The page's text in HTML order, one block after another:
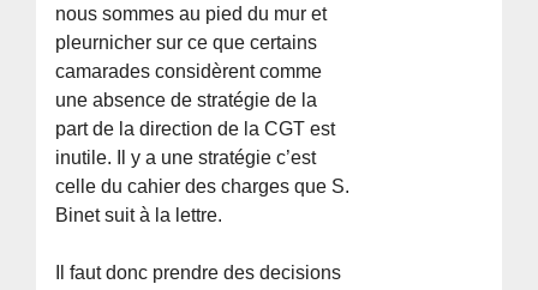
nous sommes au pied du mur et
pleurnicher sur ce que certains
camarades considèrent comme
une absence de stratégie de la
part de la direction de la CGT est
inutile. Il y a une stratégie c’est
celle du cahier des charges que S.
Binet suit à la lettre.
Il faut donc prendre des decisions